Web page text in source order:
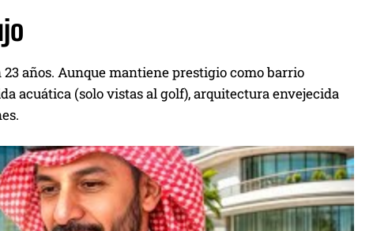
años. Aunque mantiene prestigio como barrio
acuática (solo vistas al golf), arquitectura envejecida